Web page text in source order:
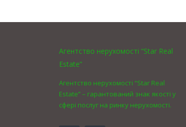
Агентство нерухомості “Star Real
Estate”
Агентство нерухомості “Star Real
Estate” – гарантований знак якості у
сфері послуг на ринку нерухомості.